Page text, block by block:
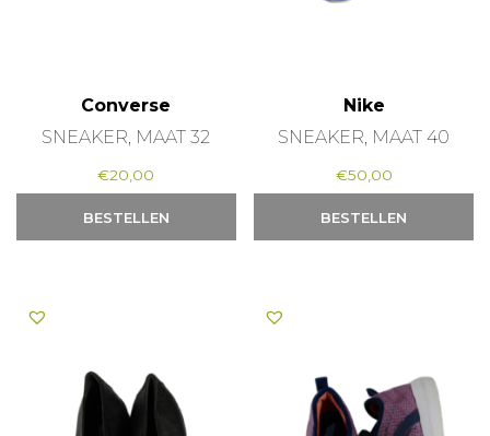
Converse
SNEAKER, MAAT 32
€20,00
BESTELLEN
Nike
SNEAKER, MAAT 40
€50,00
BESTELLEN